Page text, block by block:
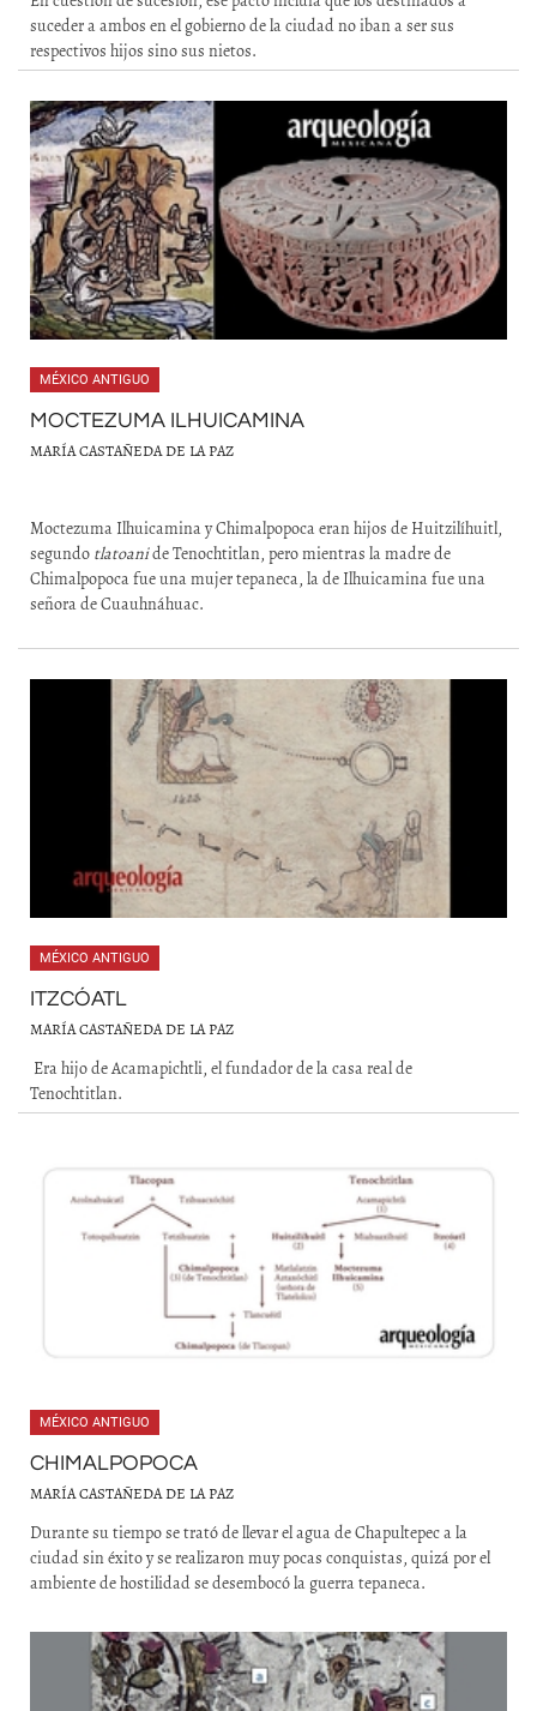
suceder a ambos en el gobierno de la ciudad no iban a ser sus
respectivos hijos sino sus nietos.
MÉXICO ANTIGUO
MOCTEZUMA ILHUICAMINA
MARÍA CASTAÑEDA DE LA PAZ
Moctezuma Ilhuicamina y Chimalpopoca eran hijos de Huitzilíhuitl,
segundo tlatoanide Tenochtitlan, pero mientras la madre de
Chimalpopoca fue una mujer tepaneca, la de Ilhuicamina fue una
señora de Cuauhnáhuac.
MÉXICO ANTIGUO
ITZCÓATL
MARÍA CASTAÑEDA DE LA PAZ
Era hijo de Acamapichtli, el fundador de la casa real de
Tenochtitlan.
MÉXICO ANTIGUO
CHIMALPOPOCA
MARÍA CASTAÑEDA DE LA PAZ
Durante su tiempo se trató de llevar el agua de Chapultepec a la
ciudad sin éxito y se realizaron muy pocas conquistas, quizá por el
ambiente de hostilidad se desembocó la guerra tepaneca.